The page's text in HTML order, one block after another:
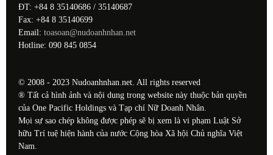
ĐT: +84 8 35140686 / 35140687
Fax: +84 8 35140699
Email: toasoan@nudoanhnhan.net
Hotline: 090 845 0854
© 2008 - 2023 Nudoanhnhan.net. All rights reserved
® Tất cả hình ảnh và nội dung trong website này thuộc bản quyền
của One Pacific Holdings và Tạp chí Nữ Doanh Nhân.
Mọi sự sao chép không được phép sẽ bị xem là vi phạm Luật Sở
hữu Trí tuệ hiện hành của nước Cộng hòa Xã hội Chủ nghĩa Việt
Nam.